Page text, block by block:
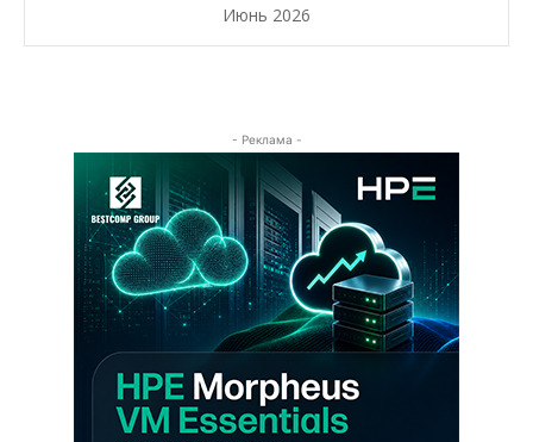
Июнь 2026
- Реклама -